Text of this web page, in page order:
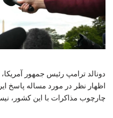
دونالد ترامپ رئیس جمهور
اظهار نظر در مورد مساله پاسخ
چارچوب مذاکرات با این کشور،